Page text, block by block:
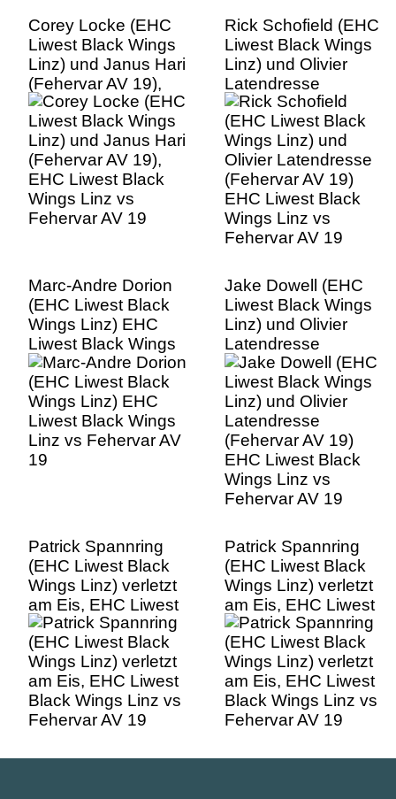
Corey Locke (EHC
Liwest Black Wings
Linz) und Janus Hari
(Fehervar AV 19),
EHC Liwest Black
Wings Linz vs
Fehervar AV 19
Rick Schofield (EHC
Liwest Black Wings
Linz) und Olivier
Latendresse
(Fehervar AV 19)
EHC Liwest Black
Wings Linz vs
Fehervar AV 19
Marc-Andre Dorion
(EHC Liwest Black
Wings Linz) EHC
Liwest Black Wings
Linz vs Fehervar AV
19
Jake Dowell (EHC
Liwest Black Wings
Linz) und Olivier
Latendresse
(Fehervar AV 19)
EHC Liwest Black
Wings Linz vs
Fehervar AV 19
Patrick Spannring
(EHC Liwest Black
Wings Linz) verletzt
am Eis, EHC Liwest
Black Wings Linz vs
Fehervar AV 19
Patrick Spannring
(EHC Liwest Black
Wings Linz) verletzt
am Eis, EHC Liwest
Black Wings Linz vs
Fehervar AV 19